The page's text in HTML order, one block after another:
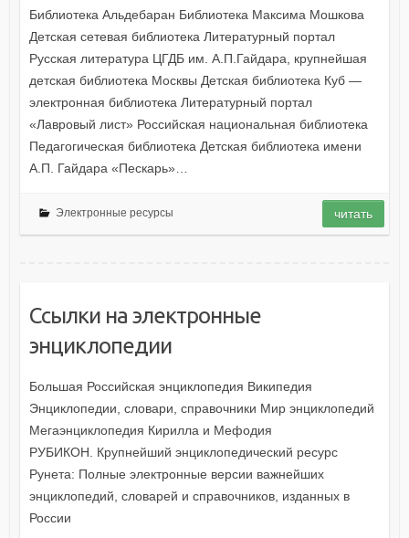
Библиотека Альдебаран Библиотека Максима Мошкова
Детская сетевая библиотека Литературный портал
Русская литература ЦГДБ им. А.П.Гайдара, крупнейшая
детская библиотека Москвы Детская библиотека Куб —
электронная библиотека Литературный портал
«Лавровый лист» Российская национальная библиотека
Педагогическая библиотека Детская библиотека имени
А.П. Гайдара «Пескарь»…
Электронные ресурсы читать
Ссылки на электронные
энциклопедии
Большая Российская энциклопедия Википедия
Энциклопедии, словари, справочники Мир энциклопедий
Мегаэнциклопедия Кирилла и Мефодия
РУБИКОН. Крупнейший энциклопедический ресурс
Рунета: Полные электронные версии важнейших
энциклопедий, словарей и справочников, изданных в
России